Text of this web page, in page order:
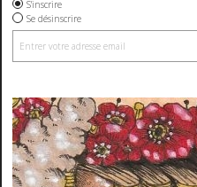
S'inscrire
Se désinscrire